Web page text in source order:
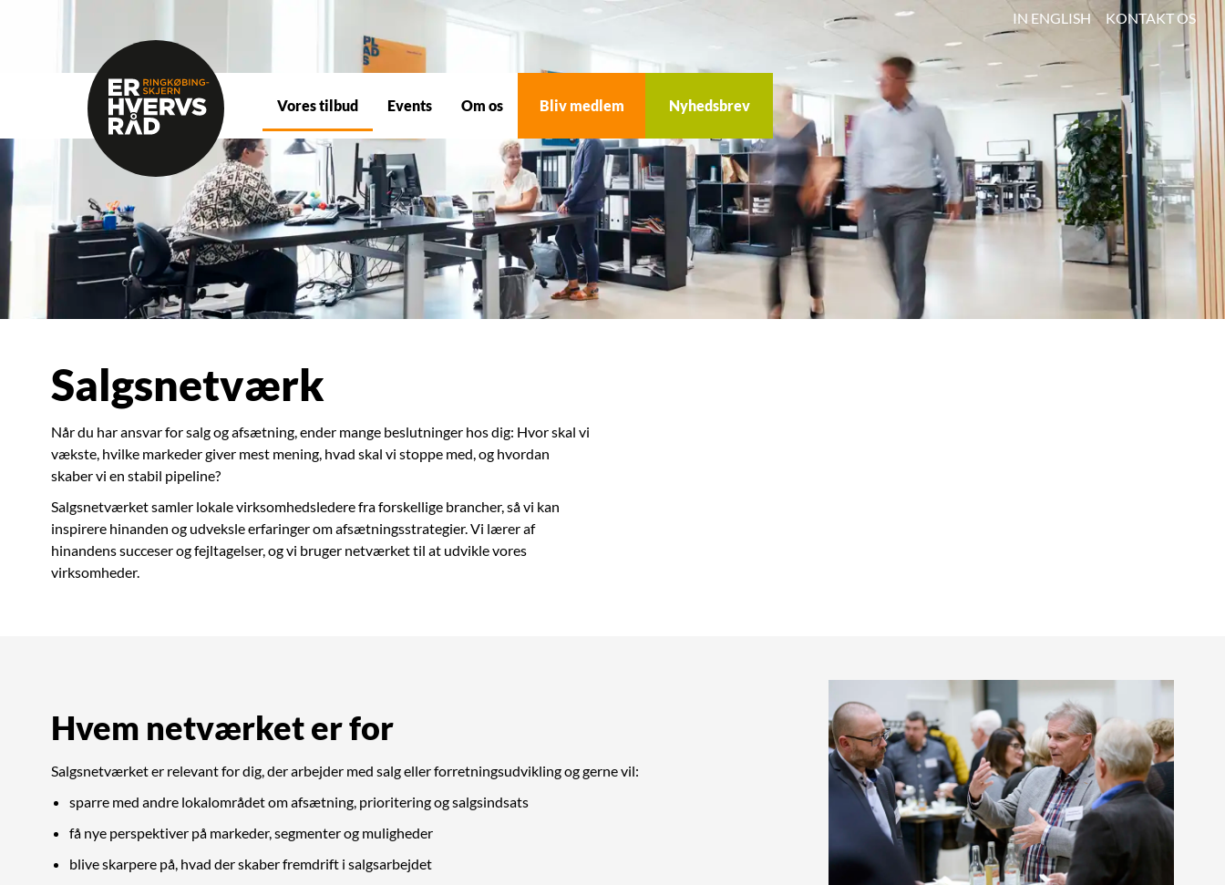
Vores tilbud Events Om os Bliv medlem Nyhedsbrev
IN ENGLISH KONTAKT OS
Salgsnetværk
Når du har ansvar for salg og afsætning, ender mange beslutninger hos dig: Hvor skal vi
vækste, hvilke markeder giver mest mening, hvad skal vi stoppe med, og hvordan
skaber vi en stabil pipeline?
Salgsnetværket samler lokale virksomhedsledere fra forskellige brancher, så vi kan
inspirere hinanden og udveksle erfaringer om afsætningsstrategier. Vi lærer af
hinandens succeser og fejltagelser, og vi bruger netværket til at udvikle vores
virksomheder.
Hvem netværket er for
Salgsnetværket er relevant for dig, der arbejder med salg eller forretningsudvikling og gerne vil:
sparre med andre lokalområdet om afsætning, prioritering og salgsindsats
få nye perspektiver på markeder, segmenter og muligheder
blive skarpere på, hvad der skaber fremdrift i salgsarbejdet